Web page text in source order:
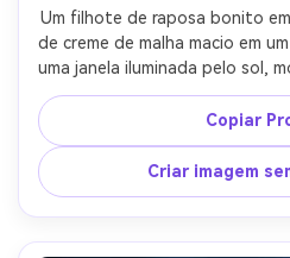
Um filhote de raposa bonito
de creme de malha macio em
uma janela iluminada pelo sol,
luz, expressão calma e
com 50mm f/1.8,
profundidade de campo
aconchegante, textura de pele
4:5
Copiar
Criar imagem